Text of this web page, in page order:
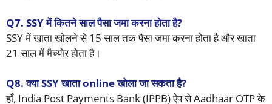
Q7. SSY में कितने साल पैसा जमा करना होता है?
SSY में खाता खोलने से 15 साल तक पैसा जमा करना होता है और खाता
21 साल में मैच्योर होता है।
Q8. क्या SSY खाता online खोला जा सकता है?
हाँ, India Post Payments Bank (IPPB) ऐप से Aadhaar OTP के